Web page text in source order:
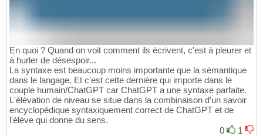
En quoi ? Quand on voit comment ils écrivent, c'est à pleurer et
à hurler de désespoir...
La syntaxe est beaucoup moins importante que la sémantique
dans le langage. Et c'est cette dernière qui importe dans le
couple humain/ChatGPT car ChatGPT a une syntaxe parfaite.
L'élévation de niveau se situe dans la combinaison d'un savoir
encyclopédique syntaxiquement correct de ChatGPT et de
l'élève qui donne du sens.
0
1